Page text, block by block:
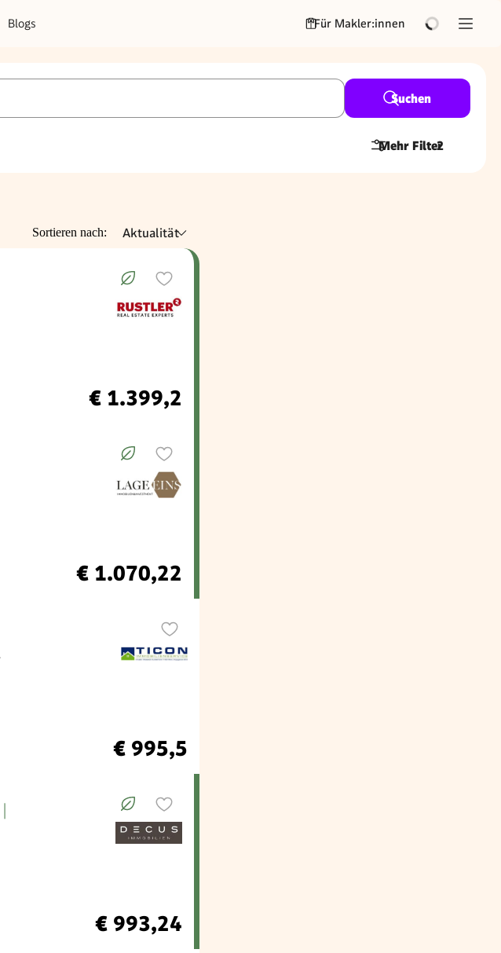
Blogs Für Makler:innen
Suchen
Mehr Filter
2
Sortieren nach: Aktualität
€ 1.399,2
€ 1.070,22
€ 995,5
€ 993,24